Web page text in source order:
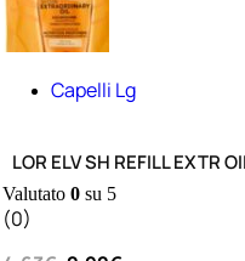
Capelli Lg
LOR ELV SH REFILL EXTR
Valutato 0su 5
(0)